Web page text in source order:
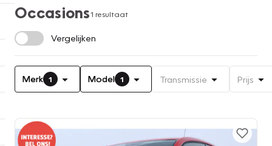
Occasions1 resultaat
Vergelijken
Merk 1 Model 1 Transmissie Prijs